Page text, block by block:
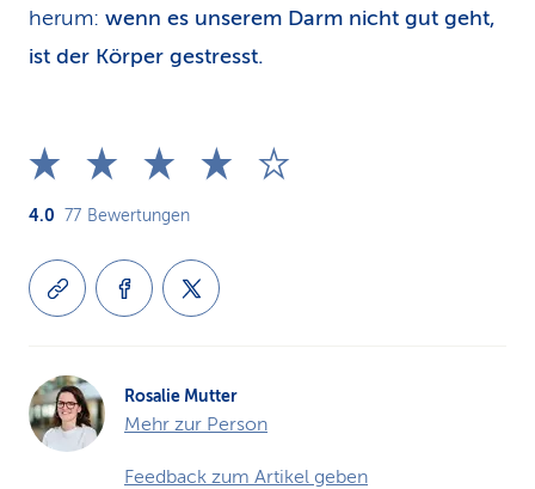
herum: wenn es unserem Darm nicht gut geht,
ist der Körper gestresst.
4.0 77 Bewertungen
Rosalie Mutter
Mehr zur Person
Feedback zum Artikel geben